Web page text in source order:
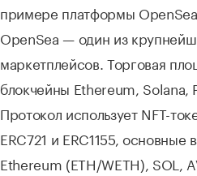
примере платформы OpenSea.
OpenSea — один из
маркетплейсов. Торговая
блокчейны Ethereum, Solana,
Протокол использует NFT-
ERC721 и ERC1155,
Ethereum (ETH/WETH), SOL,